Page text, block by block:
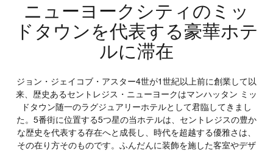
ニューヨークシティのミッ
ドタウンを代表する豪華ホテ
ルに滞在
ジョン・ジェイコブ・アスター4世が1世紀以上前に創業して以
来、歴史あるセントレジス・ニューヨークはマンハッタン ミッ
ドタウン随一のラグジュアリーホテルとして君臨してきまし
た。5番街に位置する5つ星の当ホテルは、セントレジスの豊か
な歴史を代表する存在へと成長し、時代を超越する優雅さは、
その在り方そのものです。ふんだんに装飾を施した客室やデザ